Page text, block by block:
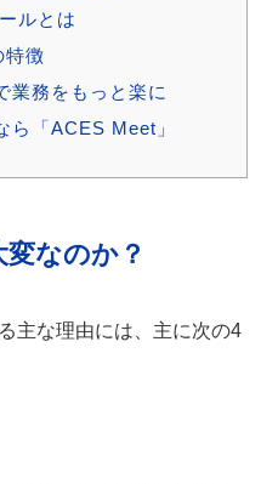
ルとは
特徴
業務をもっと楽に
ら「ACES Meet」
なのか？
主な理由には、主に次の4